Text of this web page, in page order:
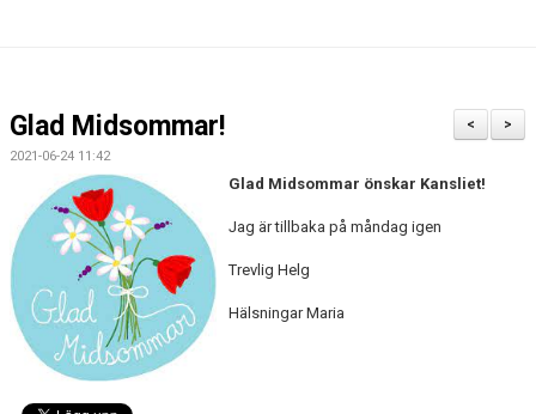
DOMARINFORMATION
MEDLEMSAVGIFTER
DOKUMENT
KLÄDPROFIL
LEDARINFORMATION
STYRELSE/SEKTIONER
>
<
Glad Midsommar!
2021-06-24 11:42
Glad Midsommar önskar Kansliet!
Jag är tillbaka på måndag igen
Trevlig Helg
Hälsningar Maria